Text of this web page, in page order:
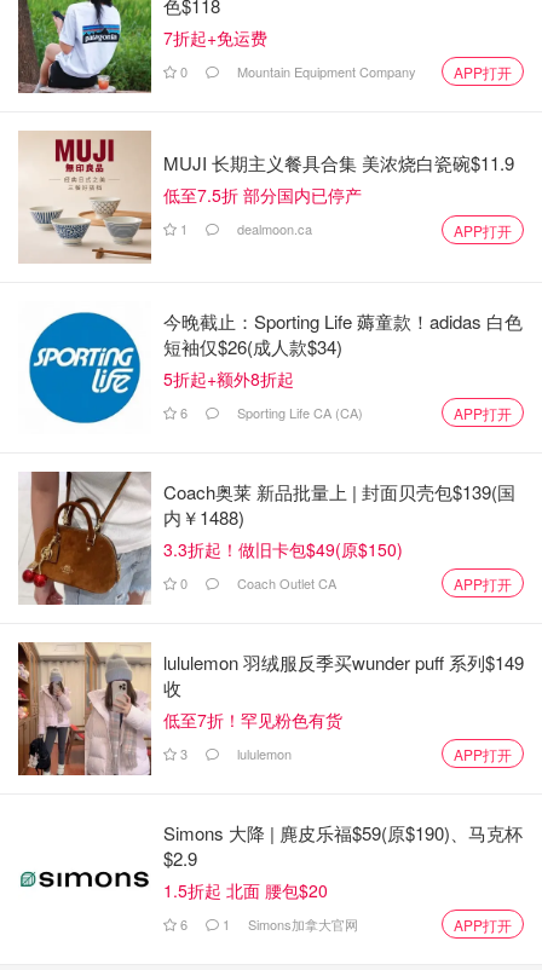
7折起+免运费
0 Mountain Equipment Company APP打开
MUJI 长期主义餐具合集 美浓烧白瓷碗$11.9
低至7.5折 部分国内已停产
1 dealmoon.ca APP打开
今晚截止：Sporting Life 薅童款！adidas 白色
短袖仅$26(成人款$34)
5折起+额外8折起
6 Sporting Life CA (CA) APP打开
Coach奥莱 新品批量上 | 封面贝壳包$139(国
内￥1488)
3.3折起！做旧卡包$49(原$150)
0 Coach Outlet CA APP打开
lululemon 羽绒服反季买wunder puff 系列$149
收
低至7折！罕见粉色有货
3 lululemon APP打开
Simons 大降 | 麂皮乐福$59(原$190)、马克杯
$2.9
1.5折起 北面 腰包$20
6 1 Simons加拿大官网 APP打开